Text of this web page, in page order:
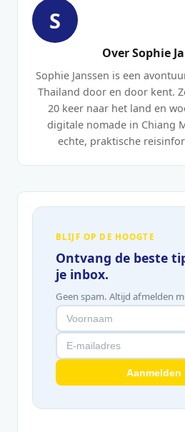
S
Over Sophie
Sophie Janssen is een
Thailand door en door kent.
20 keer naar het land en
digitale nomade in Chiang
echte, praktische
BLIJF OP DE HOOGTE
Ontvang de beste
je inbox.
Geen spam. Altijd afmelden
Aanmelden